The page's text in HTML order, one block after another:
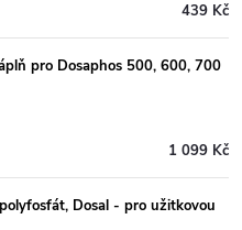
439 Kč
pro Dosaphos 500, 600, 700
1 099 Kč
Dosal - pro užitkovou